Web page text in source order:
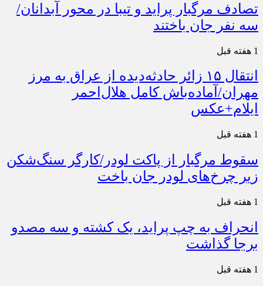
تصادف مرگبار پراید و تیبا در محور آبدانان/
سه نفر جان باختند
1 هفته قبل
انتقال ۱۵ زائر حادثه‌دیده از عراق به مرز
مهران/آماده‌باش کامل هلال‌احمر
ایلام+عکس
1 هفته قبل
سقوط مرگبار از پاکت لودر/کارگر سنگ‌شکن
زیر چرخ‌های لودر جان باخت
1 هفته قبل
انحراف به چپ پراید، یک کشته و سه مصدو
برجا گذاشت
1 هفته قبل